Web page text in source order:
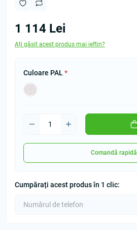
1 114 Lei
Ați găsit acest produs mai ieftin?
Culoare PAL*
Comandă rapidă
Cumpărați acest produs în 1 clic: